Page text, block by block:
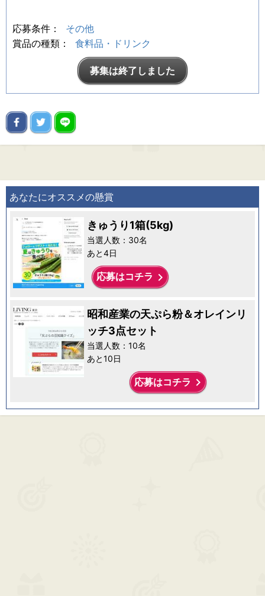
応募条件：
その他
賞品の種類：
食料品・ドリンク
募集は終了しました
あなたにオススメの懸賞
きゅうり1箱(5kg)
当選人数：30名
あと4日
応募はコチラ keyboard_arrow_right
昭和産業の天ぷら粉＆オレインリ
ッチ3点セット
当選人数：10名
あと10日
応募はコチラ keyboard_arrow_right